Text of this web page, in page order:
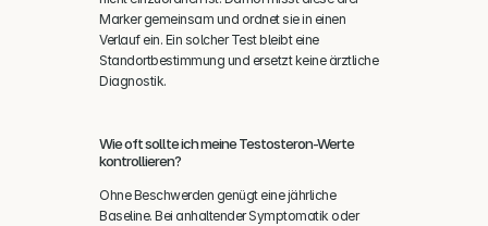
Marker gemeinsam und ordnet sie in einen
Verlauf ein. Ein solcher Test bleibt eine
Standortbestimmung und ersetzt keine ärztliche
Diagnostik.
Wie oft sollte ich meine Testosteron-Werte
kontrollieren?
Ohne Beschwerden genügt eine jährliche
Baseline. Bei anhaltender Symptomatik oder